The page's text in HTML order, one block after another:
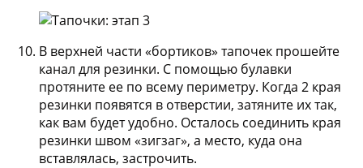
В верхней части «бортиков» тапочек прошейте
канал для резинки. С помощью булавки
протяните ее по всему периметру. Когда 2 края
резинки появятся в отверстии, затяните их так,
как вам будет удобно. Осталось соединить края
резинки швом «зигзаг», а место, куда она
вставлялась, застрочить.